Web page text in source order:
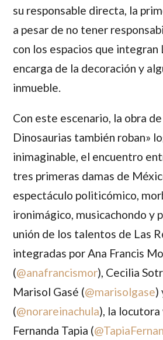
su responsable directa, la
a pesar de no tener
con los espacios que integran
encarga de la decoración y
inmueble.
Con este escenario, la obra
Dinosaurias también roban»
inimaginable, el encuentro
tres primeras damas de
espectáculo politicómico,
ironimágico, musicachondo y
unión de los talentos de Las
integradas porAna Francis
(@anafrancismor), Cecilia
Marisol Gasé (@marisolgase)
(@norareinachula), la
Fernanda Tapia (